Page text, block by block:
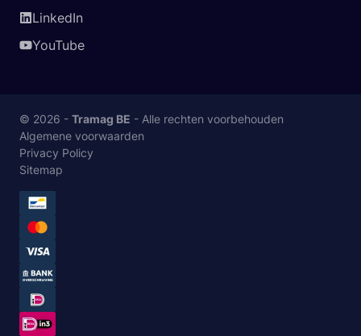
LinkedIn
YouTube
© 2026 - Tramag BE - Alle rechten voorbehouden
Algemene voorwaarden
Privacy Policy
Sitemap